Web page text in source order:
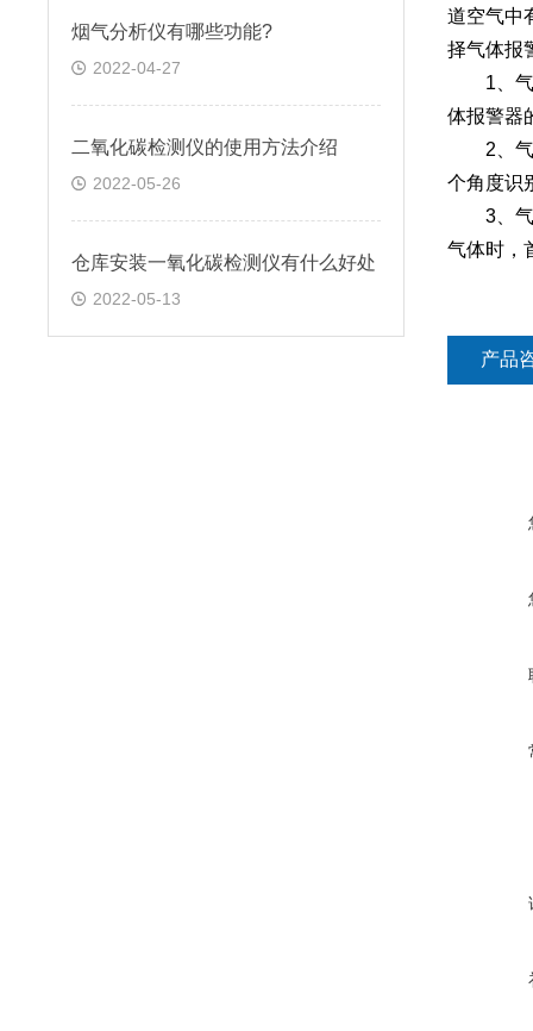
烟气分析仪有哪些功能?
2022-04-27
二氧化碳检测仪的使用方法介绍
2022-05-26
仓库安装一氧化碳检测仪有什么好处
2022-05-13
道空气中
择气体报
1、气体
体报警器
2、气体
个角度识
3、气体
气体时，
产品